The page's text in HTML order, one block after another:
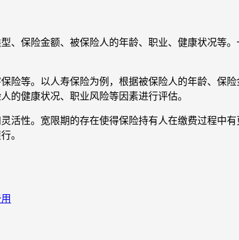
、保险金额、被保险人的年龄、职业、健康状况等
险等。以人寿保险为例，根据被保险人的年龄、保
的健康状况、职业风险等因素进行评估。
活性。宽限期的存在使得保险持有人在缴费过程中
。